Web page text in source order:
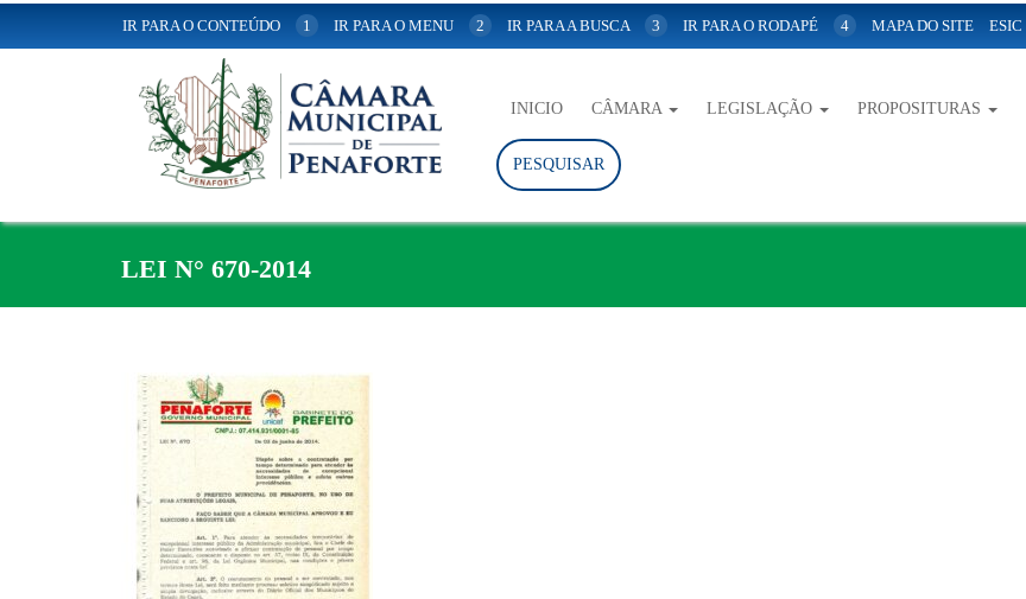
IR PARA O CONTEÚDO 1 IR PARA O MENU 2 IR PARA A BUSCA 3 IR PARA O RODAPÉ 4 MAPA DO SITE ESIC
INICIO CÂMARA LEGISLAÇÃO PROPOSITURAS
PESQUISAR
LEI N° 670-2014